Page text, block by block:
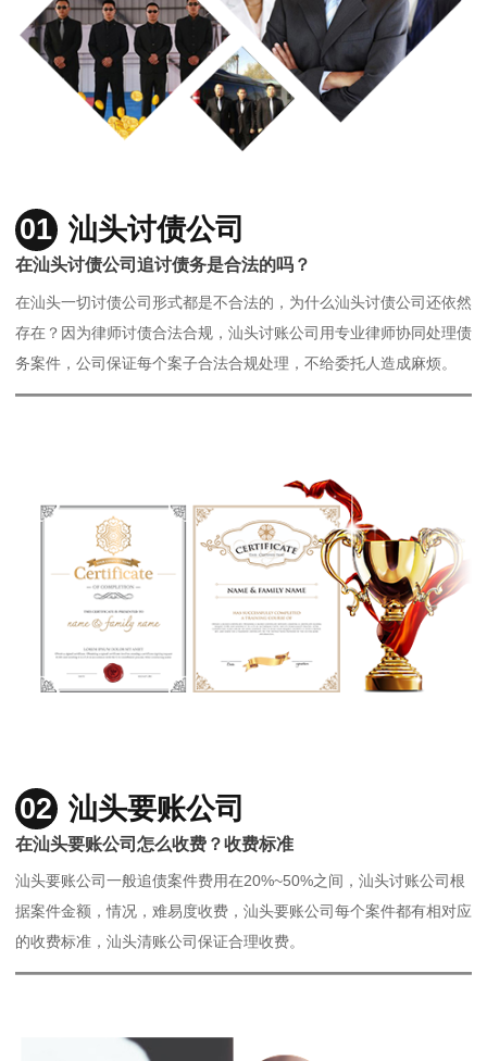
01 汕头讨债公司
在汕头讨债公司追讨债务是合法的吗？
在汕头一切讨债公司形式都是不合法的，为什么汕头讨债公司还依然
存在？因为律师讨债合法合规，汕头讨账公司用专业律师协同处理债
务案件，公司保证每个案子合法合规处理，不给委托人造成麻烦。
02 汕头要账公司
在汕头要账公司怎么收费？收费标准
汕头要账公司一般追债案件费用在20%~50%之间，汕头讨账公司根
据案件金额，情况，难易度收费，汕头要账公司每个案件都有相对应
的收费标准，汕头清账公司保证合理收费。